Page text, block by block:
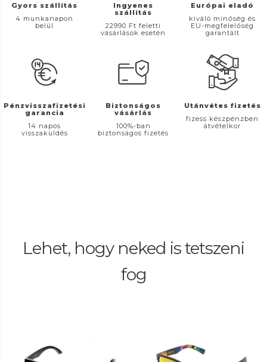
Gyors szállítás
4 munkanapon
belül
Ingyenes
szállítás
22990 Ft feletti
vásárlások esetén
Európai eladó
kiváló minőség és
EU-megfelelőség
garantált
Pénzvisszafizetési
garancia
14 napos
visszaküldés
Biztonságos
vásárlás
100%-ban
biztonságos fizetés
Utánvétes fizetés
fizess készpénzben
átvételkor
Lehet, hogy neked is tetszeni
fog